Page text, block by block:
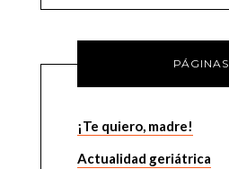
PÁGINAS
¡Te quiero, madre!
Actualidad geriátrica